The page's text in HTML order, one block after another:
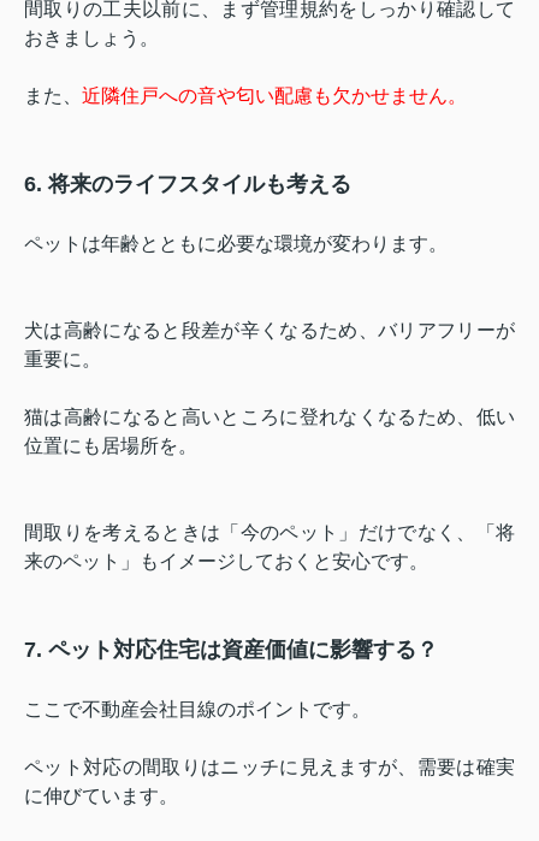
間取りの工夫以前に、まず管理規約をしっかり確認して
おきましょう。
また、 近隣住戸への音や匂い配慮も欠かせません。
6. 将来のライフスタイルも考える
ペットは年齢とともに必要な環境が変わります。
犬は高齢になると段差が辛くなるため、バリアフリーが
重要に。
猫は高齢になると高いところに登れなくなるため、低い
位置にも居場所を。
間取りを考えるときは「今のペット」だけでなく、「将
来のペット」もイメージしておくと安心です。
7. ペット対応住宅は資産価値に影響する？
ここで不動産会社目線のポイントです。
ペット対応の間取りはニッチに見えますが、需要は確実
に伸びています。